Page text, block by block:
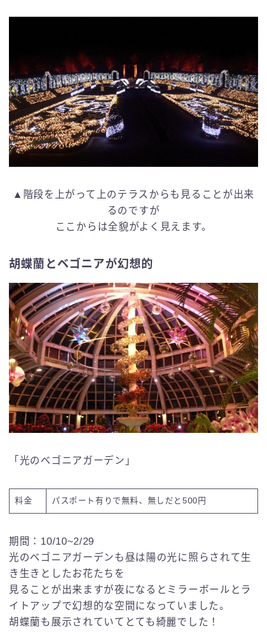
▲階段を上がって上のテラスからも見ることが出来
るのですが
ここからは全貌がよく見えます。
胡蝶蘭とベゴニアが幻想的
「光のベゴニアガーデン」
料金 パスポート有りで無料、無しだと500円
期間：10/10~2/29
光のベゴニアガーデンも昼は陽の光に照らされて生
き生きとしたお花たちを
見ることが出来ますが夜になるとミラーボールとラ
イトアップで幻想的な空間になっていました。
胡蝶蘭も展示されていてとても綺麗でした！